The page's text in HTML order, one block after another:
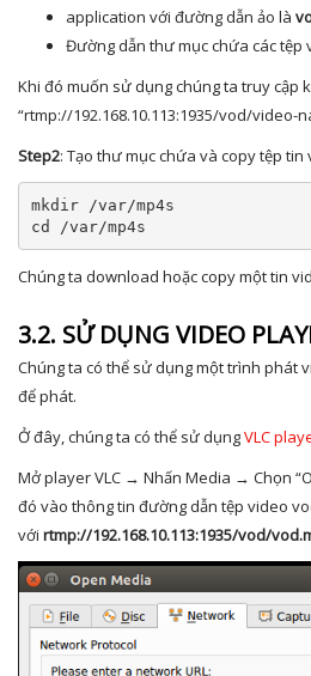
application với đường dẫn ảo là
Đường dẫn thư mục chứa các tệp
Khi đó muốn sử dụng chúng ta truy cập
“rtmp://192.168.10.113:1935/vod/video-
Step2: Tạo thư mục chứa và copy tệp tin
mkdir /var/mp4s
cd
/var/mp4s
Chúng ta download hoặc copy một tin
3.2. SỬ DỤNG VIDEO
Chúng ta có thể sử dụng một trình phát
để phát.
Ở đây, chúng ta có thể sử dụngVLC
Mở player VLC → Nhấn Media → Chọn
đó vào thông tin đường dẫn tệp video
với rtmp://192.168.10.113:1935/vod/